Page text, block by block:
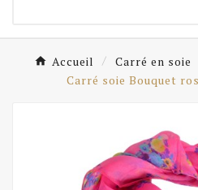
Accueil Carré en soie
Carré soie Bouquet